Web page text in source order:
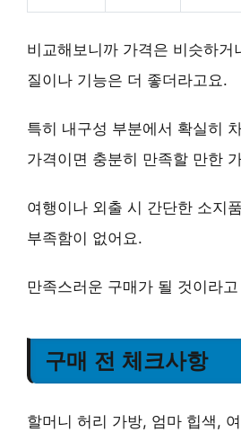
비교해보니까 가격은 비슷하거
질이나 기능은 더 좋더라고요.
특히 내구성 부분에서 확실히
가격이면 충분히 만족할 만한
여행이나 외출 시 간단한 소지
부족함이 없어요.
만족스러운 구매가 될 것이라
구매 전 체크사항
할머니 허리 가방, 엄마 힙색,